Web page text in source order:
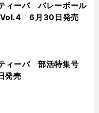
ィーバ バレーボール
Vol.4 6月30日発売
ィーバ 部活特集号
発売